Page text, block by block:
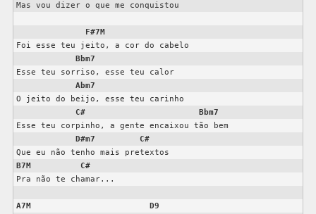
Mas vou dizer o que me conquistou
F#7M
Foi esse teu jeito, a cor do cabelo
Bbm7
Esse teu sorriso, esse teu calor
Abm7
O jeito do beijo, esse teu carinho
C#
Bbm7
Esse teu corpinho, a gente encaixou tão bem
D#m7
C#
B7M
C#
Pra não te chamar...
A7M
D9